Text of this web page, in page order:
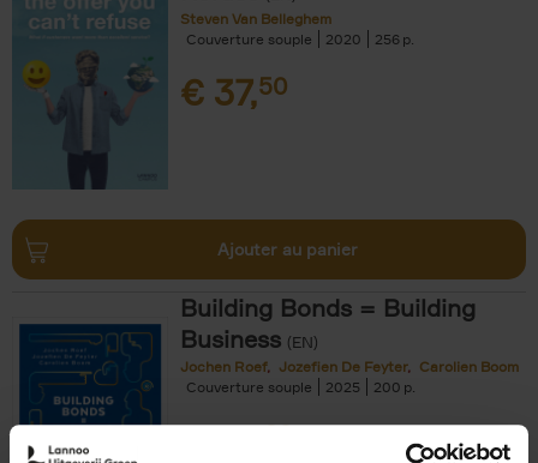
Steven Van Belleghem
Couverture souple
2020 256
€ 37,50
Ajouter au panier
Building Bonds = Building
Business (EN)
Jochen Roef Jozefien De Feyter
Carolien Boom
Couverture souple
2025 200
€29,99